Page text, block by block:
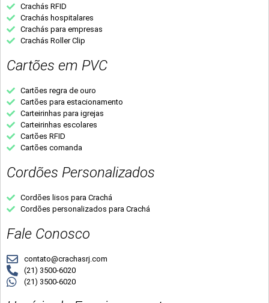
Crachás RFID
Crachás hospitalares
Crachás para empresas
Crachás Roller Clip
Cartões em PVC
Cartões regra de ouro
Cartões para estacionamento
Carteirinhas para igrejas
Carteirinhas escolares
Cartões RFID
Cartões comanda
Cordões Personalizados
Cordões lisos para Crachá
Cordões personalizados para Crachá
Fale Conosco
contato@crachasrj.com
(21) 3500-6020
(21) 3500-6020